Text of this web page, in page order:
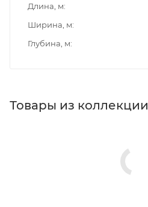
Длина, м
Ширина, м
Глубина, м
Товары из коллекции